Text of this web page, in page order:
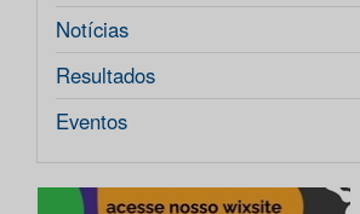
Notícias
Resultados
Eventos